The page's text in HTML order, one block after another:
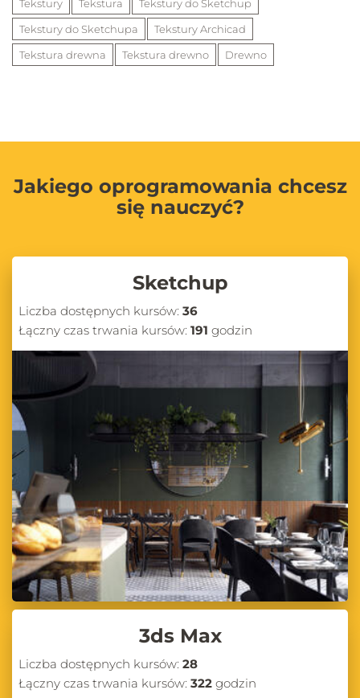
Tekstury Tekstura
Tekstury do Sketchup
Tekstury do Sketchupa
Tekstury Archicad
Tekstura drewna
Tekstura drewno Drewno
Jakiego oprogramowania chcesz
się nauczyć?
Sketchup
Liczba dostępnych kursów: 36
Łączny czas trwania kursów: 191 godzin
3ds Max
Liczba dostępnych kursów: 28
Łączny czas trwania kursów: 322 godzin